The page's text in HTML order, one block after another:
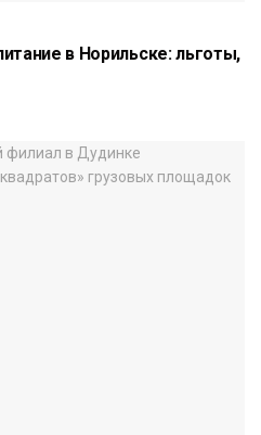
в Норильске: льготы,